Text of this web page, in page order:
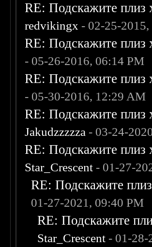
RE: Подскажите
redvikingx - 02-25-
RE: Подскажите
- 05-26-2016, 06:14 PM
RE: Подскажите
- 05-30-2016, 12:29 AM
RE: Подскажите
Jakudzzzzza - 03-24-
RE: Подскажите
Star_Crescent - 01-27-
RE: Подскажите
01-27-2021, 09:40 PM
RE: Подскажите
Star_Crescent - 01-28-